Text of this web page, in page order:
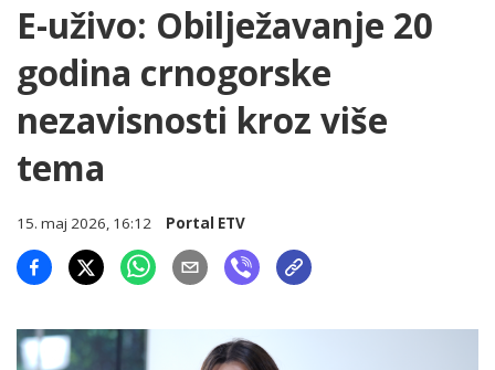
E-uživo: Obilježavanje 20
godina crnogorske
nezavisnosti kroz više
tema
15. maj 2026, 16:12 Portal ETV